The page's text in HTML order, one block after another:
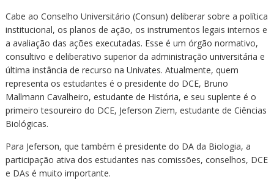
Cabe ao Conselho Universitário (Consun) deliberar sobre a política
institucional, os planos de ação, os instrumentos legais internos e
a avaliação das ações executadas. Esse é um órgão normativo,
consultivo e deliberativo superior da administração universitária e
última instância de recurso na Univates. Atualmente, quem
representa os estudantes é o presidente do DCE, Bruno
Mallmann Cavalheiro, estudante de História, e seu suplente é o
primeiro tesoureiro do DCE, Jeferson Ziem, estudante de Ciências
Biológicas.
Para Jeferson, que também é presidente do DA da Biologia, a
participação ativa dos estudantes nas comissões, conselhos, DCE
e DAs é muito importante.